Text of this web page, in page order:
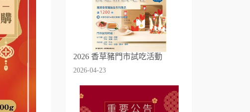
2026 香草豬門市試吃活動
2026-04-23